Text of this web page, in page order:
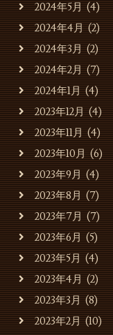
2024年5月(4)
2024年4月(2)
2024年3月(2)
2024年2月(7)
2024年1月(4)
2023年12月(4)
2023年11月(4)
2023年10月(6)
2023年9月(4)
2023年8月(7)
2023年7月(7)
2023年6月(5)
2023年5月(4)
2023年4月(2)
2023年3月(8)
2023年2月(10)